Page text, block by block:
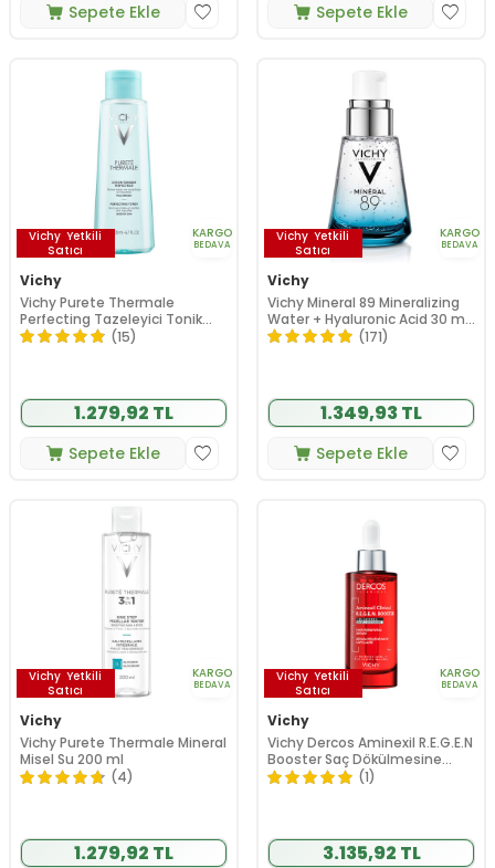
Sepete Ekle Sepete Ekle
Vichy Yetkili
Satıcı
KARGO
BEDAVA
Vichy
Vichy Purete Thermale
Perfecting Tazeleyici Tonik
200 ml
(15)
1.279,92 TL
Sepete Ekle
Vichy Yetkili
Satıcı
KARGO
BEDAVA
Vichy
Vichy Mineral 89 Mineralizing
Water + Hyaluronic Acid 30 ml
Serum
(171)
1.349,93 TL
Sepete Ekle
Vichy Yetkili
Satıcı
KARGO
BEDAVA
Vichy
Vichy Purete Thermale Mineral
Misel Su 200 ml
(4)
1.279,92 TL
Vichy Yetkili
Satıcı
KARGO
BEDAVA
Vichy
Vichy Dercos Aminexil R.E.G.E.N
Booster Saç Dökülmesine
Karşı Serum 90 ml
(1)
3.135,92 TL